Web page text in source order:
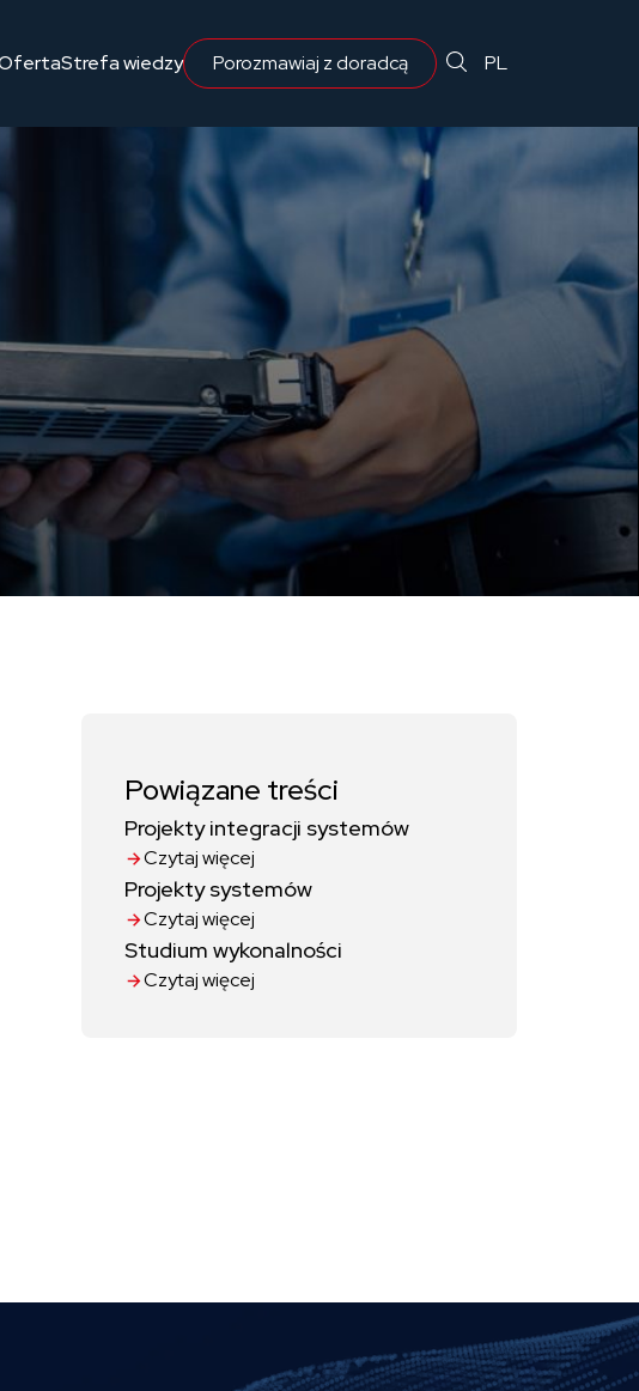
dla projektantów, inżynierów i zarządzających infrastrukturą.
Strefa wiedzy Kompleksowa ochrona PL
Powiązane treści
Projekty integracji systemów
Czytaj więcej
Projekty systemów
Czytaj więcej
Studium wykonalności
Czytaj więcej